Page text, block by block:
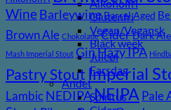
Alkoholfri
Glutenfri
Vegan/Vegansk
Black week
Juleøl
Farsdag
Andet
Spiritus
Wine Barleywine Barrel Aged
Brown Ale Chokolade CiderDark Ale
Mash Imperial Stout GinHazy IPA
Pastry Stout Imperial
Lambic NEDIPANEIPA Pale